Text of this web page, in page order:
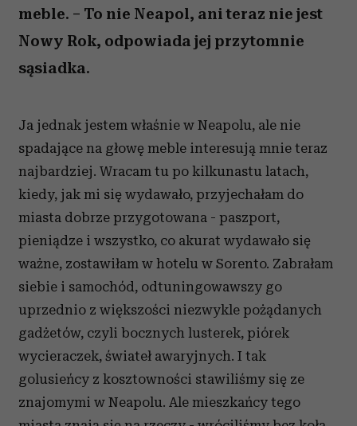
meble. – To nie Neapol, ani teraz nie jest
Nowy Rok, odpowiada jej przytomnie
sąsiadka.
Ja jednak jestem właśnie w Neapolu, ale nie
spadające na głowę meble interesują mnie teraz
najbardziej. Wracam tu po kilkunastu latach,
kiedy, jak mi się wydawało, przyjechałam do
miasta dobrze przygotowana - paszport,
pieniądze i wszystko, co akurat wydawało się
ważne, zostawiłam w hotelu w Sorento. Zabrałam
siebie i samochód, odtuningowawszy go
uprzednio z większości niezwykle pożądanych
gadżetów, czyli bocznych lusterek, piórek
wycieraczek, świateł awaryjnych. I tak
golusieńcy z kosztowności stawiliśmy się ze
znajomymi w Neapolu. Ale mieszkańcy tego